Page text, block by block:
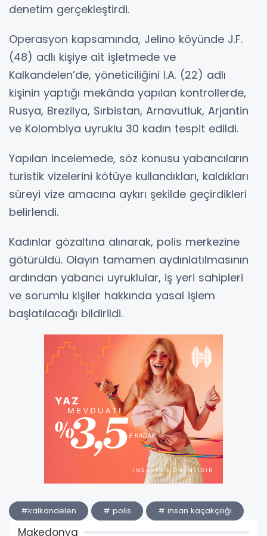
denetim gerçekleştirdi.
Operasyon kapsamında, Jelino köyünde J.F.
(48) adlı kişiye ait işletmede ve
Kalkandelen’de, yöneticiliğini I.A. (22) adlı
kişinin yaptığı mekânda yapılan kontrollerde,
Rusya, Brezilya, Sırbistan, Arnavutluk, Arjantin
ve Kolombiya uyruklu 30 kadın tespit edildi.
Yapılan incelemede, söz konusu yabancıların
turistik vizelerini kötüye kullandıkları, kaldıkları
süreyi vize amacına aykırı şekilde geçirdikleri
belirlendi.
Kadınlar gözaltına alınarak, polis merkezine
götürüldü. Olayın tamamen aydınlatılmasının
ardından yabancı uyruklular, iş yeri sahipleri
ve sorumlu kişiler hakkında yasal işlem
başlatılacağı bildirildi.
#kalkandelen # polis # insan kaçakçılığı
Makedonya